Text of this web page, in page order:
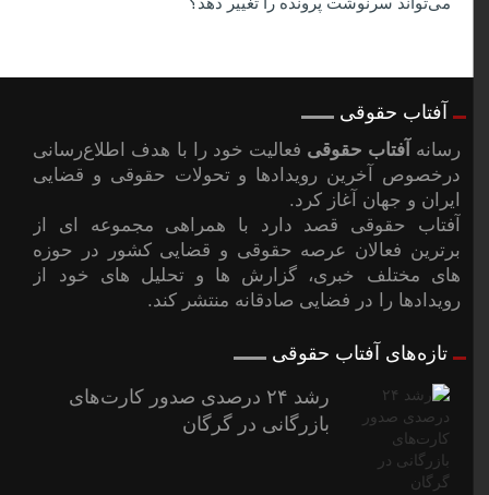
آفتاب حقوقی
رسانهآفتاب حقوقیفعالیت خود را با هدف اطلاع‌رسانی
درخصوص آخرین رویدادها و تحولات حقوقی و قضایی
ایران و جهان آغاز کرد.
آفتاب حقوقی قصد دارد با همراهی مجموعه ای از
برترین فعالان عرصه حقوقی و قضایی کشور در حوزه
های مختلف خبری، گزارش ها و تحلیل های خود از
رویدادها را در فضایی صادقانه منتشر کند.
تازه‌های آفتاب حقوقی
رشد ۲۴ درصدی صدور کارت‌های
بازرگانی در گرگان